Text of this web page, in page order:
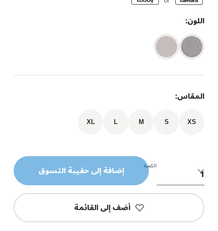
اللون:
المقاس:
XS
S
M
L
XL
الكمية إضافة إلى حقيبة التسوق
أضف إلى القائمة